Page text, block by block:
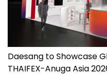
Daesang to Showcase
THAIFEX-Anuga Asia